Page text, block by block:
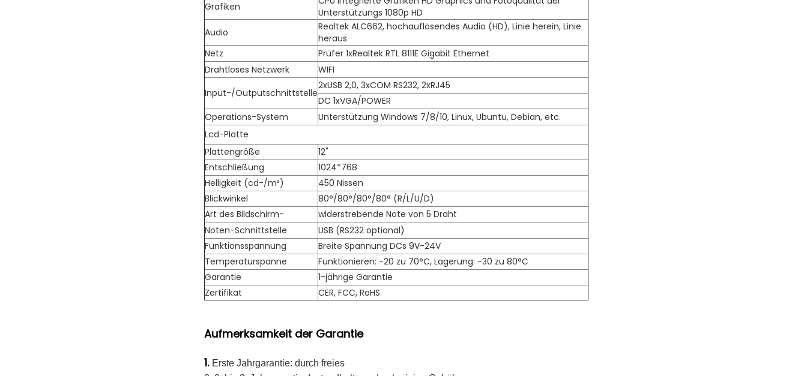
Grafiken
Unterstützungs 1080p HD
Audio
Realtek ALC662, hochauflösendes Audio (HD), Linie herein, Linie
heraus
Netz
Prüfer 1xRealtek RTL 8111E Gigabit Ethernet
Drahtloses Netzwerk
WIFI
Input-/Outputschnittstelle
2xUSB 2,0, 3xCOM RS232, 2xRJ45
DC 1xVGA/POWER
Operations-System
Unterstützung Windows 7/8/10, Linux, Ubuntu, Debian, etc.
Lcd-Platte
Plattengröße
12"
Entschließung
1024*768
Helligkeit (cd-/m²)
450 Nissen
Blickwinkel
80°/80°/80°/80° (R/L/U/D)
Art des Bildschirm-
widerstrebende Note von 5 Draht
Noten-Schnittstelle
USB (RS232 optional)
Funktionsspannung
Breite Spannung DCs 9V-24V
Temperaturspanne
Funktionieren: -20 zu 70°C, Lagerung: -30 zu 80°C
Garantie
1-jährige Garantie
Zertifikat
CER, FCC, RoHS
Aufmerksamkeit der Garantie
1. Erste Jahrgarantie: durch freies